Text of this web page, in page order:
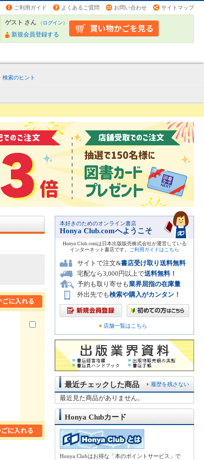
ご利用ガイド よくあるご質問 お問い合わせ サイトマップ
ゲスト さん （ログイン）
新規会員登録する
検索のヒント
本好きのためのオンライン書店
Honya Club.comへようこそ
Honya Club.comは日本出版販売株式会社が運営している
インターネット書店です。
ご利用ガイドはこちら
サイトで注文&書店受け取り送料無料
宅配なら3,000円以上で送料無料！
予約も取り寄せも業界屈指の在庫量
外出先でも検索や購入がカンタン！
店舗一覧はこちら
履歴を残さない
最近チェックした商品
最近見た商品がありません。
Honya Clubカード
Honya Clubはお得な「本のポイントサービス」で